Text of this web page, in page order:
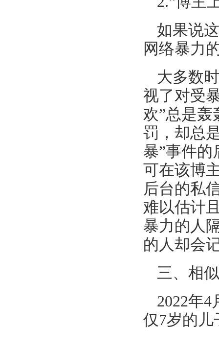
如果说
网络暴力
大多数
视了对受
欢”总是
罚，却总
暴”事件
可在该博
后台的私
难以估计
暴力的人
的人却会
三、相
2022年
仅7岁的儿